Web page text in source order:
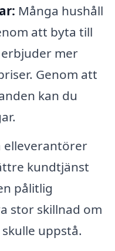
Många hushåll
att byta till
mer
Genom att
kan du
elleverantörer
kundtjänst
pålitlig
stor skillnad om
uppstå.